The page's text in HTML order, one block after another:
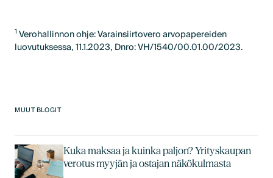
1Verohallinnon ohje: Varainsiirtovero arvopapereiden
luovutuksessa, 11.1.2023, Dnro: VH/1540/00.01.00/2023.
MUUT BLOGIT
Kuka maksaa ja kuinka paljon? Yrityskaupan
verotus myyjän ja ostajan näkökulmasta